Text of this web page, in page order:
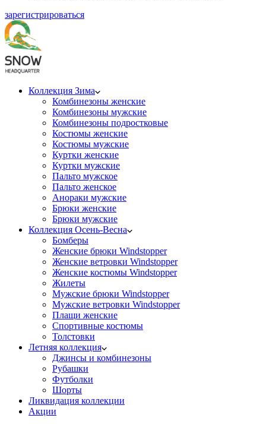
зарегистрироваться
Коллекция Зима
Комбинезоны женские
Комбинезоны мужские
Комбинезоны подростковые
Костюмы женские
Костюмы мужские
Куртки женские
Куртки мужские
Пальто мужское
Пальто женское
Анораки мужские
Брюки женские
Брюки мужские
Коллекция Осень-Весна
Бомберы
Женские брюки Windstopper
Женские ветровки Windstopper
Женские костюмы Windstopper
Жилеты
Мужские брюки Windstopper
Мужские ветровки Windstopper
Плащи женские
Спортивные костюмы
Толстовки
Летняя коллекция
Джинсы и комбинезоны
Рубашки
Футболки
Шорты
Ликвидация коллекции
Акции